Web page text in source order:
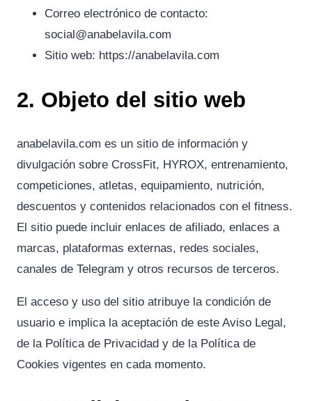
Correo electrónico de contacto:
social@anabelavila.com
Sitio web: https://anabelavila.com
2. Objeto del sitio web
anabelavila.com es un sitio de información y
divulgación sobre CrossFit, HYROX, entrenamiento,
competiciones, atletas, equipamiento, nutrición,
descuentos y contenidos relacionados con el fitness.
El sitio puede incluir enlaces de afiliado, enlaces a
marcas, plataformas externas, redes sociales,
canales de Telegram y otros recursos de terceros.
El acceso y uso del sitio atribuye la condición de
usuario e implica la aceptación de este Aviso Legal,
de la Política de Privacidad y de la Política de
Cookies vigentes en cada momento.